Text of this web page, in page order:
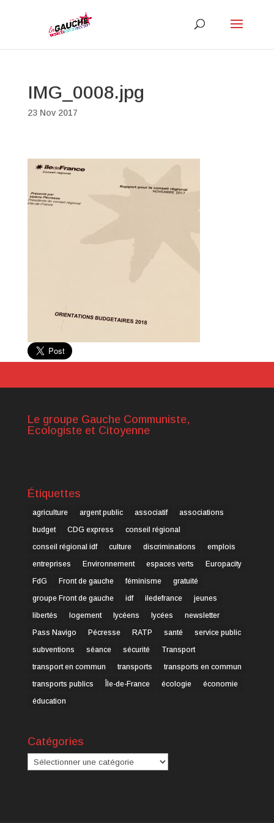
IMG_0008.jpg
23 Nov 2017
Le groupe Gauche Communiste,
Ecologiste et Citoyenne
Étiquettes
agriculture argent public associatif
associations
budget
CDG express
conseil régional
conseil régional idf
culture discriminations
emplois
entreprises
Environnement espaces verts
Europacity
FdG
Front de gauche féminisme
gratuité
groupe Front de gauche
idf iledefrance
jeunes
libertés
logement lycéens lycées
newsletter
Pass Navigo
Pécresse RATP santé
service public
subventions
séance sécurité
Transport
transport en commun
transports
transports en commun
transports publics
Île-de-France écologie
économie
éducation
Catégories
Catégories